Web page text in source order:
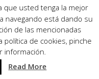
utilizando WordPress
que usted tenga la mejor
navegando está dando su
de las mencionadas
política de cookies, pinche
información.
Read More